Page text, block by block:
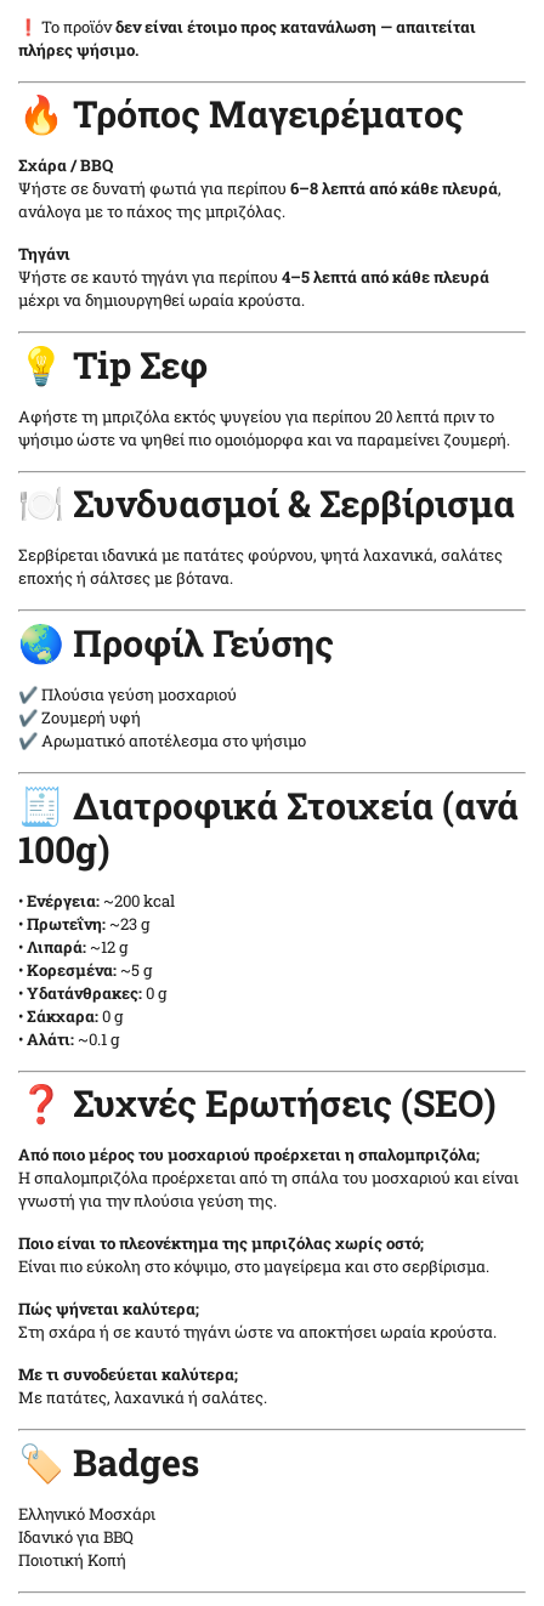
❗ Το προϊόνδεν είναι έτοιμο προς κατανάλωση — απαιτείται
πλήρες ψήσιμο.
🔥 Τρόπος Μαγειρέματος
Σχάρα / BBQ
Ψήστε σε δυνατή φωτιά για περίπου 6–8 λεπτά από κάθε πλευρά,
ανάλογα με το πάχος της μπριζόλας.
Τηγάνι
Ψήστε σε καυτό τηγάνι για περίπου 4–5 λεπτά από κάθε πλευρά
μέχρι να δημιουργηθεί ωραία κρούστα.
💡 Tip Σεφ
Αφήστε τη μπριζόλα εκτός ψυγείου για περίπου 20 λεπτά πριν το
ψήσιμο ώστε να ψηθεί πιο ομοιόμορφα και να παραμείνει ζουμερή.
🍽️ Συνδυασμοί & Σερβίρισμα
Σερβίρεται ιδανικά με πατάτες φούρνου, ψητά λαχανικά, σαλάτες
εποχής ή σάλτσες με βότανα.
🌏 Προφίλ Γεύσης
✔ Πλούσια γεύση μοσχαριού
✔ Ζουμερή υφή
✔ Αρωματικό αποτέλεσμα στο ψήσιμο
🧾 Διατροφικά Στοιχεία (ανά
100g)
•Ενέργεια: ~200 kcal
•Πρωτεΐνη: ~23 g
•Λιπαρά: ~12 g
•Κορεσμένα: ~5 g
•Υδατάνθρακες:0 g
•Σάκχαρα:0 g
•Αλάτι: ~0.1 g
❓ Συχνές Ερωτήσεις (SEO)
Από ποιο μέρος του μοσχαριού προέρχεται η σπαλομπριζόλα;
Η σπαλομπριζόλα προέρχεται από τη σπάλα του μοσχαριού και είναι
γνωστή για την πλούσια γεύση της.
Ποιο είναι το πλεονέκτημα της μπριζόλας χωρίς οστό;
Είναι πιο εύκολη στο κόψιμο, στο μαγείρεμα και στο σερβίρισμα.
Πώς ψήνεται καλύτερα;
Στη σχάρα ή σε καυτό τηγάνι ώστε να αποκτήσει ωραία κρούστα.
Με τι συνοδεύεται καλύτερα;
Με πατάτες, λαχανικά ή σαλάτες.
🏷️ Badges
Ελληνικό Μοσχάρι
Ιδανικό για BBQ
Ποιοτική Κοπή